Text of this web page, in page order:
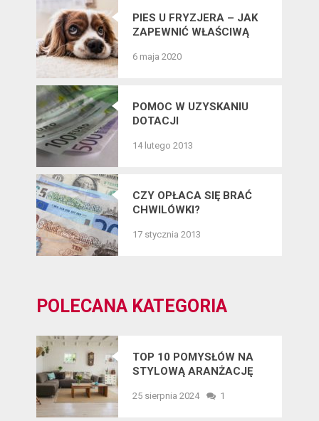
PIES U FRYZJERA – JAK
ZAPEWNIĆ WŁAŚCIWĄ
CZWORONOGÓW?
6 maja 2020
POMOC W UZYSKANIU
DOTACJI
14 lutego 2013
CZY OPŁACA SIĘ BRAĆ
CHWILÓWKI?
17 stycznia 2013
POLECANA KATEGORIA
TOP 10 POMYSŁÓW NA
STYLOWĄ ARANŻACJĘ
25 sierpnia 2024 1